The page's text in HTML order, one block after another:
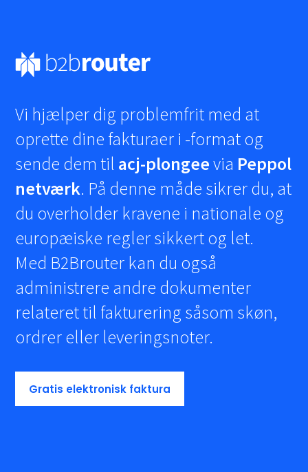
Vi hjælper dig problemfrit med at
oprette dine fakturaer i -format og
sende dem til acj-plongeevia Peppol
netværk. På denne måde sikrer du, at
du overholder kravene i nationale og
europæiske regler sikkert og let.
Med B2Brouter kan du også
administrere andre dokumenter
relateret til fakturering såsom skøn,
ordrer eller leveringsnoter.
Gratis elektronisk faktura